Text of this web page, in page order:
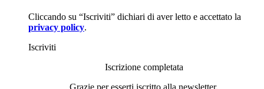
Cliccando su “Iscriviti” dichiari di aver letto e accettato la
privacy policy.
Iscriviti
Iscrizione completata